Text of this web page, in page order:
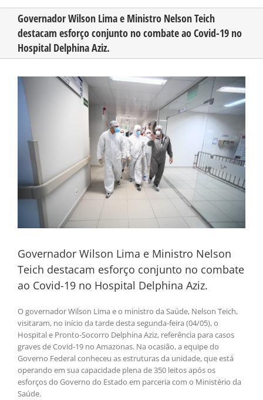
CONHEÇA O AMAZONAS
PUBLICIDADE
Governador Wilson Lima e Ministro Nelson Teich
destacam esforço conjunto no combate ao Covid-19 no
Hospital Delphina Aziz.
View
Larger
Image
Governador Wilson Lima e Ministro Nelson
Teich destacam esforço conjunto no combate
ao Covid-19 no Hospital Delphina Aziz.
O governador Wilson Lima e o ministro da Saúde, Nelson Teich,
visitaram, no início da tarde desta segunda-feira (04/05), o
Hospital e Pronto-Socorro Delphina Aziz, referência para casos
graves de Covid-19 no Amazonas. Na ocasião, a equipe do
Governo Federal conheceu as estruturas da unidade, que está
operando em sua capacidade plena de 350 leitos após os
esforços do Governo do Estado em parceria com o Ministério da
Saúde.